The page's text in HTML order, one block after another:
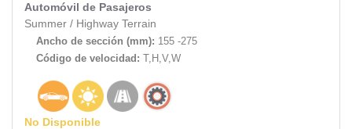
Automóvil de Pasajeros
Summer / Highway Terrain
Ancho de sección (mm): 155 -275
Código de velocidad: T,H,V,W
No Disponible